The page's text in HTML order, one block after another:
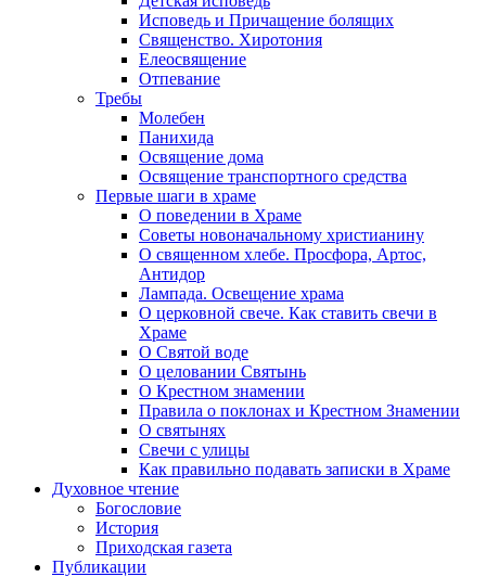
Исповедь и Причащение болящих
Священство. Хиротония
Елеосвящение
Отпевание
Требы
Молебен
Панихида
Освящение дома
Освящение транспортного средства
Первые шаги в храме
О поведении в Храме
Советы новоначальному христианину
О священном хлебе. Просфора, Артос,
Антидор
Лампада. Освещение храма
О церковной свече. Как ставить свечи в
Храме
О Святой воде
О целовании Святынь
О Крестном знамении
Правила о поклонах и Крестном Знамении
О святынях
Свечи с улицы
Как правильно подавать записки в Храме
Духовное чтение
Богословие
История
Приходская газета
Публикации